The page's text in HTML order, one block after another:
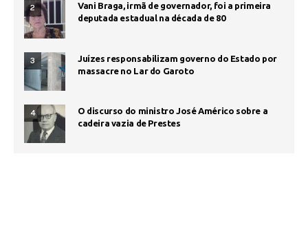
2
Vani Braga, irmã de governador, foi a primeira
deputada estadual na década de 80
3
Juízes responsabilizam governo do Estado por
massacre no Lar do Garoto
4
O discurso do ministro José Américo sobre a
cadeira vazia de Prestes